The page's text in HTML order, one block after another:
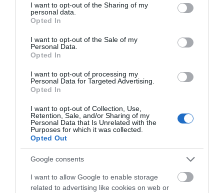
not limited to your visit or usage behaviour. You may click to
grant or deny consent to Google and its third-party tags to
use your data for below specified purposes in below Google
consent section.
I want to opt-out of the Sharing of my
personal data.
Opted In
I want to opt-out of the Sale of my
Personal Data.
Opted In
I want to opt-out of processing my
Personal Data for Targeted Advertising.
Opted In
I want to opt-out of Collection, Use,
Retention, Sale, and/or Sharing of my
Personal Data that Is Unrelated with the
Purposes for which it was collected.
Opted Out
Google consents
I want to allow Google to enable storage
related to advertising like cookies on web or
ΡΟΗ ΕΙΔΗΣΕΩΝ
λουόμενος
07.08.2026 | 14:00
Μεγάλο πανηγύρι απόψε με την Χαρά
Βέρρα στην Εύβοια – Η περιοχή
07.08.2026 | 13:45
χωράφι του